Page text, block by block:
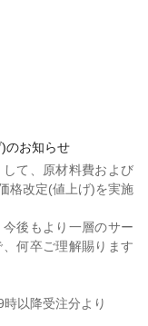
のお知らせ
て、原材料費および
格改定(値上げ)を実施
後もより一層のサー
何卒ご理解賜ります
以降受注分より